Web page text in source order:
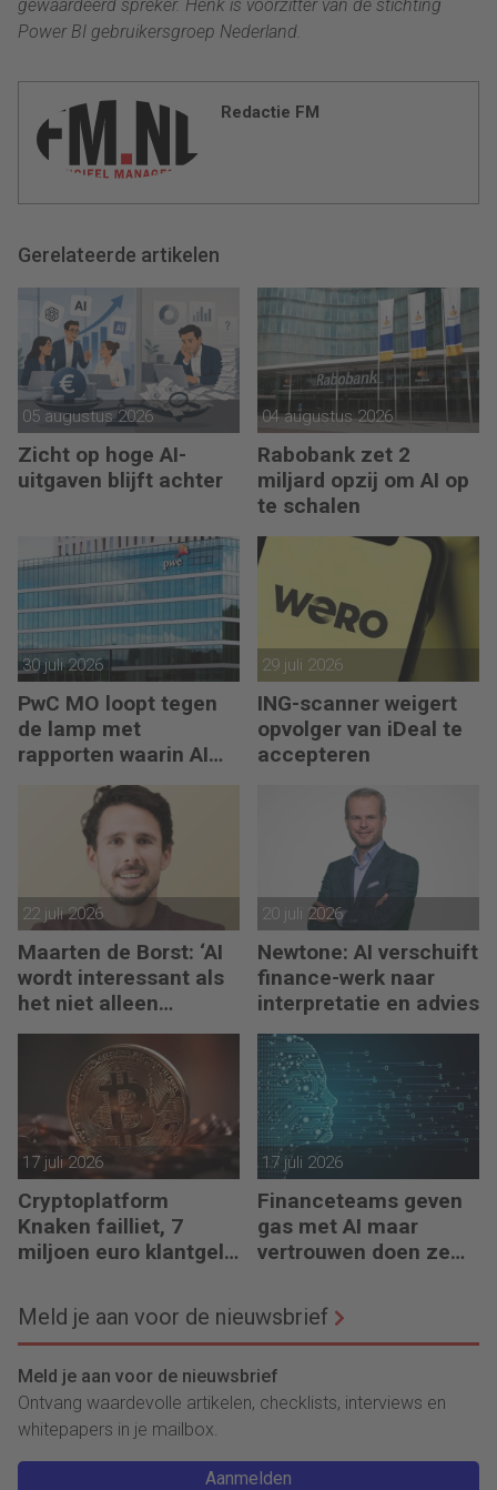
gewaardeerd spreker. Henk is voorzitter van de stichting
Power BI gebruikersgroep Nederland.
Redactie FM
Gerelateerde artikelen
05 augustus 2026
Zicht op hoge AI-
uitgaven blijft achter
04 augustus 2026
Rabobank zet 2
miljard opzij om AI op
te schalen
30 juli 2026
PwC MO loopt tegen
de lamp met
rapporten waarin AI
erop los liegt
29 juli 2026
ING-scanner weigert
opvolger van iDeal te
accepteren
22 juli 2026
Maarten de Borst: ‘AI
wordt interessant als
het niet alleen
meedenkt, maar ook
20 juli 2026
Newtone: AI verschuift
finance-werk naar
interpretatie en advies
17 juli 2026
Cryptoplatform
Knaken failliet, 7
miljoen euro klantgeld
17 juli 2026
Financeteams geven
gas met AI maar
vertrouwen doen ze
Meld je aan voor de nieuwsbrief
Meld je aan voor de nieuwsbrief
Ontvang waardevolle artikelen, checklists, interviews en
whitepapers in je mailbox.
Aanmelden